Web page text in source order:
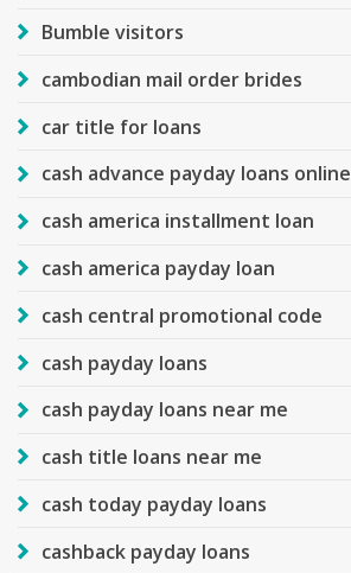
Bumble visitors
cambodian mail order brides
car title for loans
cash advance payday loans online
cash america installment loan
cash america payday loan
cash central promotional code
cash payday loans
cash payday loans near me
cash title loans near me
cash today payday loans
cashback payday loans